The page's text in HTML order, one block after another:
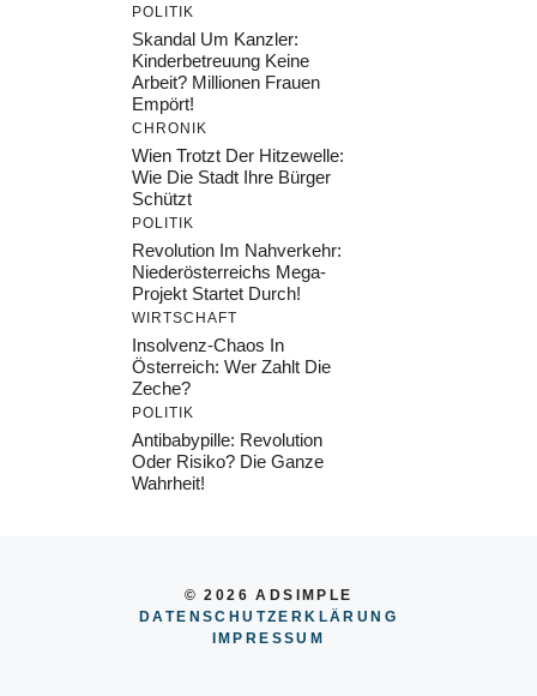
POLITIK
Skandal Um Kanzler:
Kinderbetreuung Keine
Arbeit? Millionen Frauen
Empört!
CHRONIK
Wien Trotzt Der Hitzewelle:
Wie Die Stadt Ihre Bürger
Schützt
POLITIK
Revolution Im Nahverkehr:
Niederösterreichs Mega-
Projekt Startet Durch!
WIRTSCHAFT
Insolvenz-Chaos In
Österreich: Wer Zahlt Die
Zeche?
POLITIK
Antibabypille: Revolution
Oder Risiko? Die Ganze
Wahrheit!
© 2026 ADSIMPLE
DATENSCHUTZERKLÄRUNG
IMPRESSU M